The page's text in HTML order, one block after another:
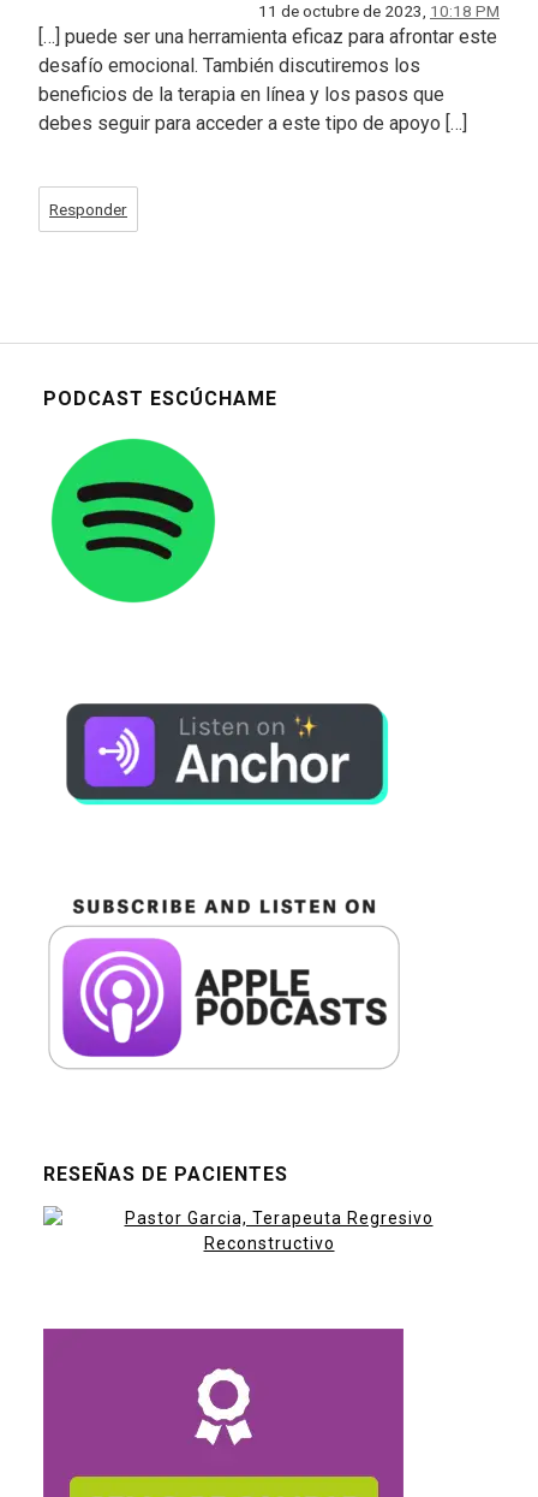
11 de octubre de 2023, 10:18 PM
[…] puede ser una herramienta eficaz para afrontar este
desafío emocional. También discutiremos los
beneficios de la terapia en línea y los pasos que
debes seguir para acceder a este tipo de apoyo […]
Responder
PODCAST ESCÚCHAME
RESEÑAS DE PACIENTES